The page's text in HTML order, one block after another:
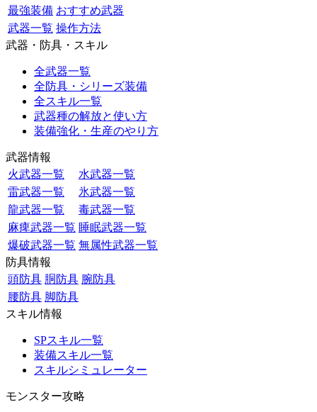
最強装備 おすすめ武器
武器一覧 操作方法
武器・防具・スキル
全武器一覧
全防具・シリーズ装備
全スキル一覧
武器種の解放と使い方
装備強化・生産のやり方
武器情報
火武器一覧
水武器一覧
雷武器一覧
氷武器一覧
龍武器一覧
毒武器一覧
麻痺武器一覧 睡眠武器一覧
爆破武器一覧 無属性武器一覧
防具情報
頭防具 胴防具 腕防具
腰防具 脚防具
スキル情報
SPスキル一覧
装備スキル一覧
スキルシミュレーター
モンスター攻略